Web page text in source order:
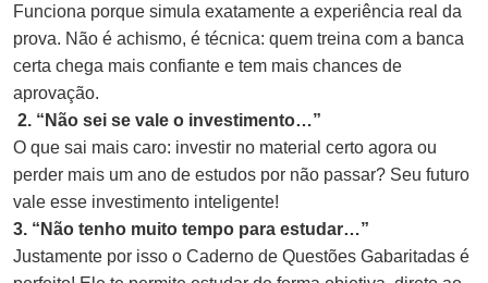
Funciona porque simula exatamente a experiência real da
prova. Não é achismo, é técnica: quem treina com a banca
certa chega mais confiante e tem mais chances de
aprovação.
2. “Não sei se vale o investimento…”
O que sai mais caro: investir no material certo agora ou
perder mais um ano de estudos por não passar? Seu futuro
vale esse investimento inteligente!
3. “Não tenho muito tempo para estudar…”
Justamente por isso o Caderno de Questões Gabaritadas é